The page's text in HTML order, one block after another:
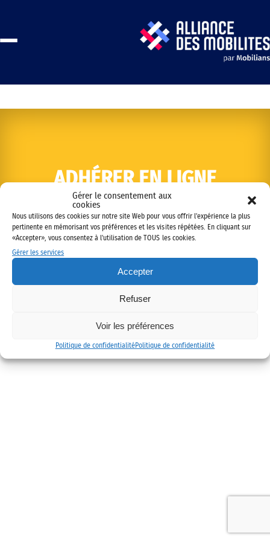
Gérer le consentement aux
cookies
Nous utilisons des cookies sur notre site Web pour vous offrir l'expérience la plus
pertinente en mémorisant vos préférences et les visites répétées. En cliquant sur
«Accepter», vous consentez à l'utilisation de TOUS les cookies.
Gérer les services
Accepter
Refuser
Voir les préférences
Politique de confidentialitéPolitique de confidentialité
ADHÉRER EN LIGNE
Copyright © 2022 Alliance des mobilités
Mentions légales Politique de confidentialité Contact